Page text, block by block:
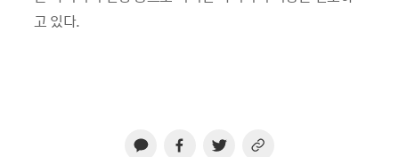
고 있다.